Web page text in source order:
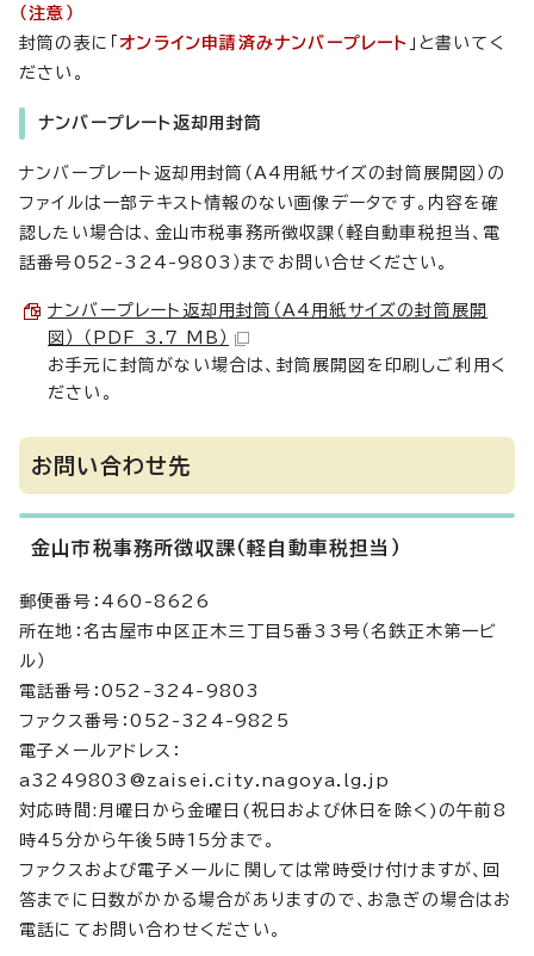
（注意）
封筒の表に「 オンライン申請済みナンバープレート 」と書いてく
ださい。
ナンバープレート返却用封筒
ナンバープレート返却用封筒（A4用紙サイズの封筒展開図）の
ファイルは一部テキスト情報のない画像データです。内容を確
認したい場合は、金山市税事務所徴収課（軽自動車税担当、電
話番号052-324-9803）までお問い合せください。
ナンバープレート返却用封筒（A4用紙サイズの封筒展開
図） （PDF 3.7 MB）
お手元に封筒がない場合は、封筒展開図を印刷しご利用く
ださい。
お問い合わせ先
金山市税事務所徴収課（軽自動車税担当）
郵便番号：460-8626
所在地：名古屋市中区正木三丁目5番33号（名鉄正木第一ビ
ル）
電話番号：052-324-9803
ファクス番号：052-324-9825
電子メールアドレス：
a3249803@zaisei.city.nagoya.lg.jp
対応時間:月曜日から金曜日(祝日および休日を除く)の午前8
時45分から午後5時15分まで。
ファクスおよび電子メールに関しては常時受け付けますが、回
答までに日数がかかる場合がありますので、お急ぎの場合はお
電話にてお問い合わせください。